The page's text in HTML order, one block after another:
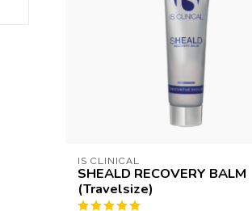
IS CLINICAL
SHEALD RECOVERY BALM
(Travelsize)